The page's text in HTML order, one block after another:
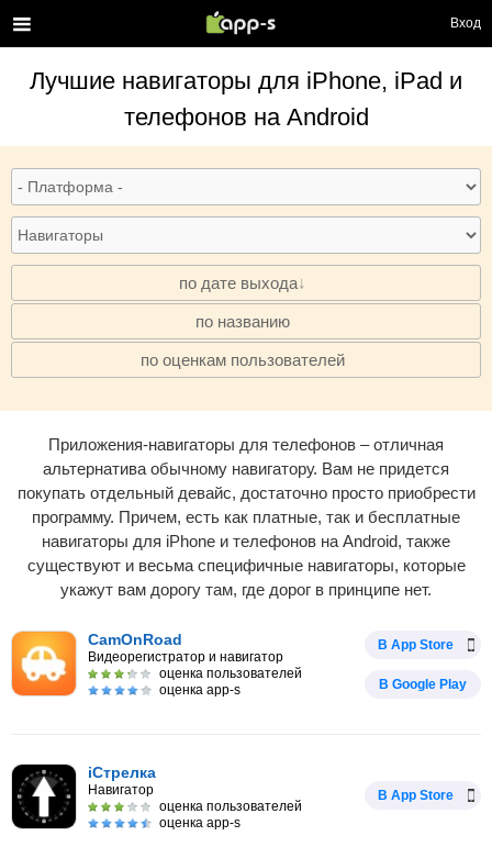
Вход
Лучшие навигаторы для iPhone, iPad и
телефонов на Android
по дате выхода
· по названию
· по оценкам пользователей
Приложения-навигаторы для телефонов – отличная
альтернатива обычному навигатору. Вам не придется
покупать отдельный девайс, достаточно просто приобрести
программу. Причем, есть как платные, так и бесплатные
навигаторы для iPhone и телефонов на Android, также
существуют и весьма специфичные навигаторы, которые
укажут вам дорогу там, где дорог в принципе нет.
CamOnRoad
Видеорегистратор и навигатор
оценка пользователей
оценка app-s
В App Store
В Google Play
iСтрелка
Навигатор
оценка пользователей
оценка app-s
В App Store